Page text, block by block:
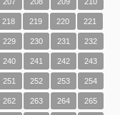
218 219 220 221
229 230 231 232
240 241 242 243
251 252 253 254
262 263 264 265